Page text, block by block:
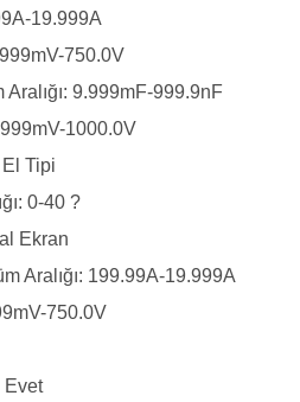
19.999A
750.0V
Aralığı: 9.999mF-999.9nF
1000.0V
Tipi
0-40 ?
Ekran
Aralığı: 199.99A-19.999A
750.0V
Evet